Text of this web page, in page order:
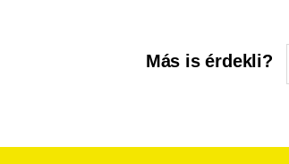
Más is érdekli?